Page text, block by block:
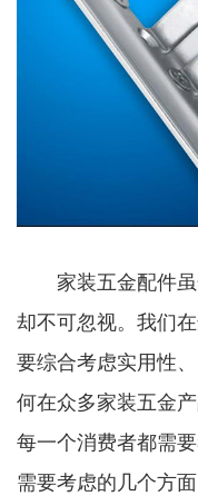
家装五金配件虽
却不可忽视。我们
要综合考虑实用性
何在众多家装五金
每一个消费者都需
需要考虑的几个方面